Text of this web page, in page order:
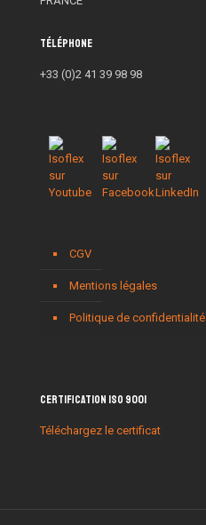
Téléphone
+33 (0)2 41 39 98 98
CGV
Mentions légales
Politique de confidentialité
Certification ISO 9001
Téléchargez le certificat